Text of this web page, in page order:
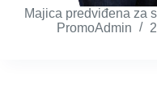
Majica predviđena za
PromoAdmin